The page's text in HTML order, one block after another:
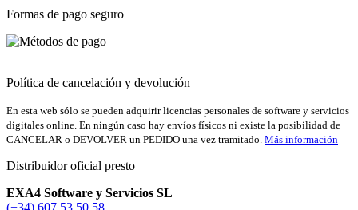
Formas de pago seguro
Política de cancelación y devolución
En esta web sólo se pueden adquirir licencias personales de software y servicios
digitales online. En ningún caso hay envíos físicos ni existe la posibilidad de
CANCELAR o DEVOLVER un PEDIDO una vez tramitado. Más información
Distribuidor oficial presto
EXA4 Software y Servicios SL